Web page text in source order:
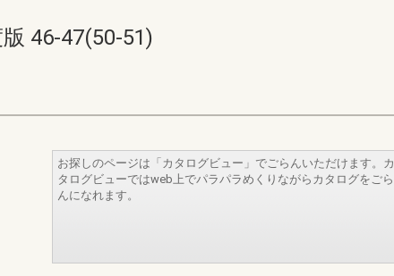
46-47(50-51)
お探しのページは「カタログビュー」でごらんいただけます。カ
タログビューではweb上でパラパラめくりながらカタログをごら
んになれます。